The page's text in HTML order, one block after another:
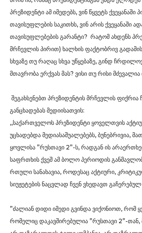
პრეზიდენტი ამ იმედებს, ვინ წყვეტს
თავისუფლების საკითხს, ვინ არის ქვეყანაში
თავისუფლებების გარანტი? რატომ ახდენს
მრჩევლის პირით) ხალხის ფაქტობრივ
სხვაზე თუ რაღაც სხვა უწყებაზე, გინდ
მთავრობა ერქვას მას? ვისი თუ რისი მძევალია
შეგახსენებთ პრეზიდენტის მრჩევლის
განცხადებას მედიისათვის:
,,საქართველოს პრეზიდენტი ყოველთვის
უცხადებდა მედიასაშუალებებს, ბუნებრივია,
ყოვლისა ”რუსთავი 2”-ს, რადგან ის
საფრთხის ქვეშ ამ ბოლო პერიოდის
რთული სანახავია, როდესაც აქტიური,
სიუჟეტების ნაცვლად ჩვენ ვხედავთ
”ძალიან დიდი იმედი გვინდა ვიქონიოთ, რომ
რომელიც დაკავშირებულია ”რუსთავი 2”-თან,